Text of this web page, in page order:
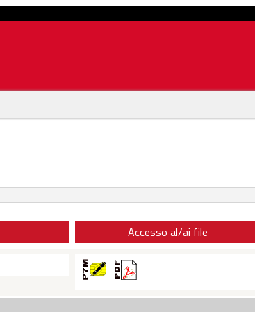
Accesso al/ai file